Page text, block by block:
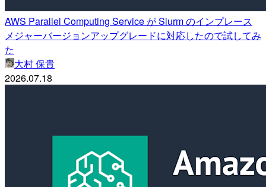
AWS Parallel Computing Service が Slurm のインプレース
メジャーバージョンアップグレードに対応したので試してみ
た
大村 保貴
2026.07.18